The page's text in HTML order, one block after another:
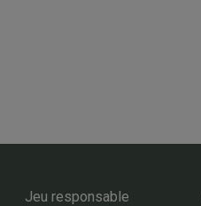
Jeu responsable